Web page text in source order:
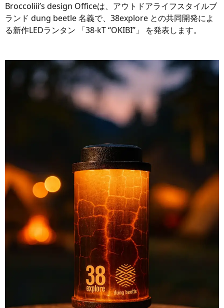
Broccoliii’s design Officeは、アウトドアライフスタイルブ
ランド dung beetle 名義で、38explore との共同開発によ
る新作LEDランタン 「38-kT “OKIBI”」 を発表します。